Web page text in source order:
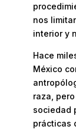
nos
interior y
Hace
México
raza,
sociedad
prácticas